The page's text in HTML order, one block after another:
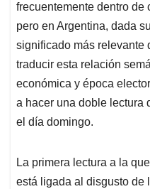
frecuentemente dentro de
pero en Argentina, dada
significado más relevante
traducir esta relación
económica y época
a hacer una doble lectura
el día domingo.
La primera lectura a la
está ligada al disgusto de